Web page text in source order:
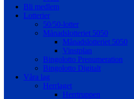
Bli medlem
Lotterier
50/50-lotter
Månadslotteriet 5050
Månadslotteriet 5050
Vinstplan
Bingolotto Prenumeration
Bingolotto Digitalt
Våra lag
Herrlaget
Herrtruppen